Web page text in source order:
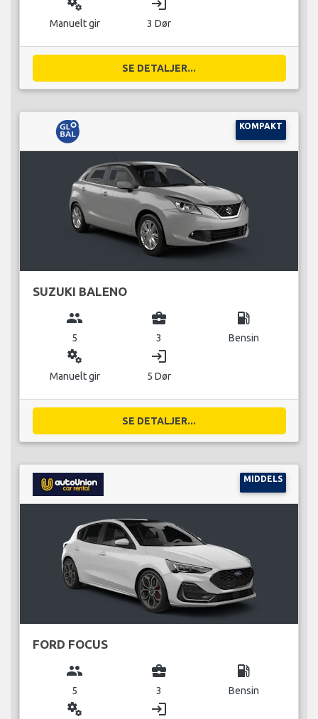
miscellaneous_services
Manuelt gir
login
3 Dør
SE DETALJER...
KOMPAKT
SUZUKI BALENO
group
5
business_center
3
local_gas_station
Bensin
miscellaneous_services
Manuelt gir
login
5 Dør
SE DETALJER...
MIDDELS
FORD FOCUS
group
5
business_center
3
local_gas_station
Bensin
miscellaneous_services login